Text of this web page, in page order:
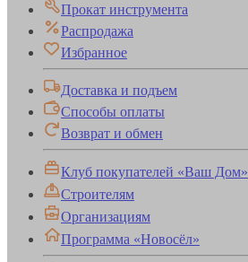
Прокат инструмента
Распродажа
Избранное
Доставка и подъем
Способы оплаты
Возврат и обмен
Клуб покупателей «Ваш Дом»
Строителям
Организациям
Программа «Новосёл»